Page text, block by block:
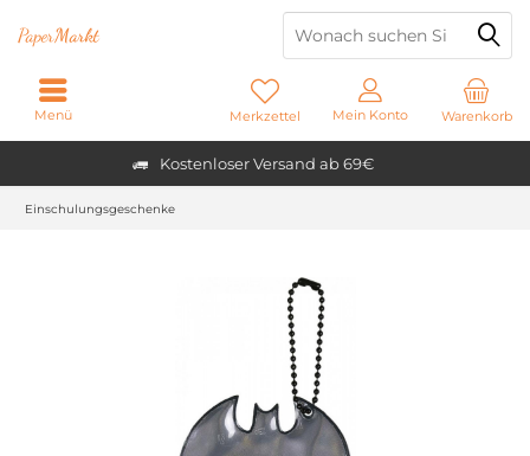
Kostenloser Versand ab 69€
PaperMarkt
Warenkorb
Merkzettel Mein Konto
Menü
Einschulungsgeschenke